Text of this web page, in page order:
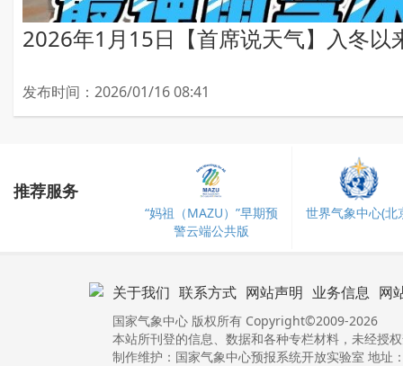
2026年1月15日【首席说天气】入冬以
发布时间：2026/01/16 08:41
推荐服务
“妈祖（MAZU）”早期预
警云端公共版
世界气象中心(北
关于我们 联系方式 网站声明 业务信息 网
国家气象中心 版权所有 Copyright©2009-2026
本站所刊登的信息、数据和各种专栏材料，未经授
制作维护：国家气象中心预报系统开放实验室 地址